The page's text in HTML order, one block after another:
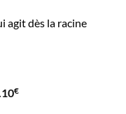
agit dès la racine
€